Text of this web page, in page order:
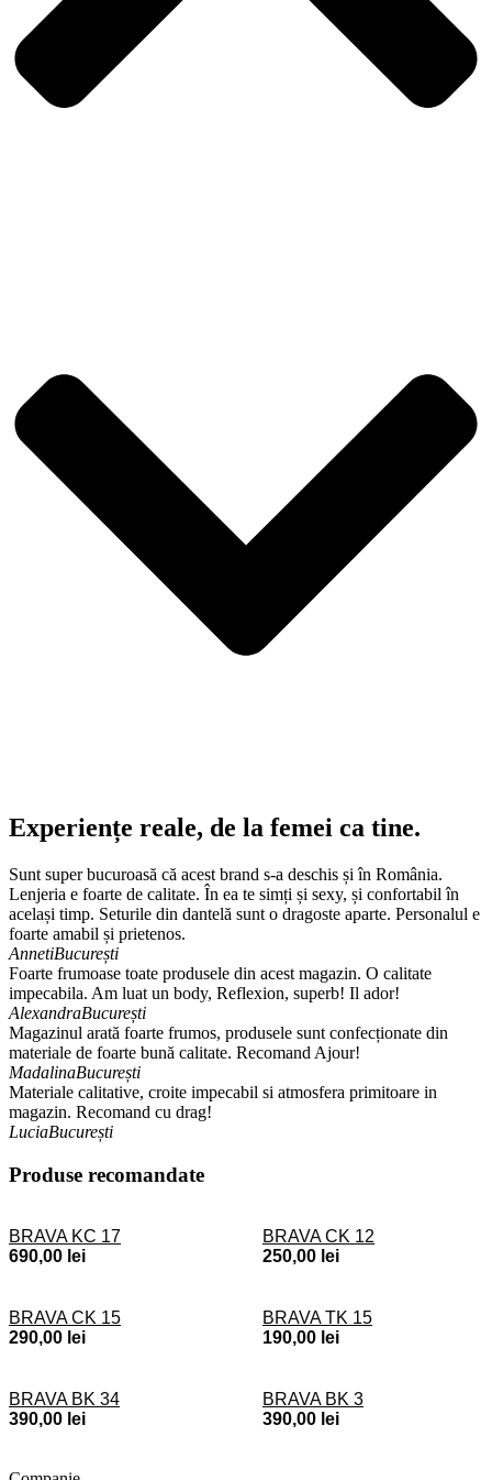
Experiențe reale, de la femei ca tine.
Sunt super bucuroasă că acest brand s-a deschis și în România.
Lenjeria e foarte de calitate. În ea te simți și sexy, și confortabil în
același timp. Seturile din dantelă sunt o dragoste aparte. Personalul e
foarte amabil și prietenos.
AnnetiBucurești
Foarte frumoase toate produsele din acest magazin. O calitate
impecabila. Am luat un body, Reflexion, superb! Il ador!
AlexandraBucurești
Magazinul arată foarte frumos, produsele sunt confecționate din
materiale de foarte bună calitate. Recomand Ajour!
MadalinaBucurești
Materiale calitative, croite impecabil si atmosfera primitoare in
magazin. Recomand cu drag!
LuciaBucurești
Produse recomandate
BRAVA KC 17
690,00 lei
BRAVA CK 12
250,00 lei
BRAVA CK 15
290,00 lei
BRAVA TK 15
190,00 lei
BRAVA BK 34
390,00 lei
BRAVA BK 3
390,00 lei